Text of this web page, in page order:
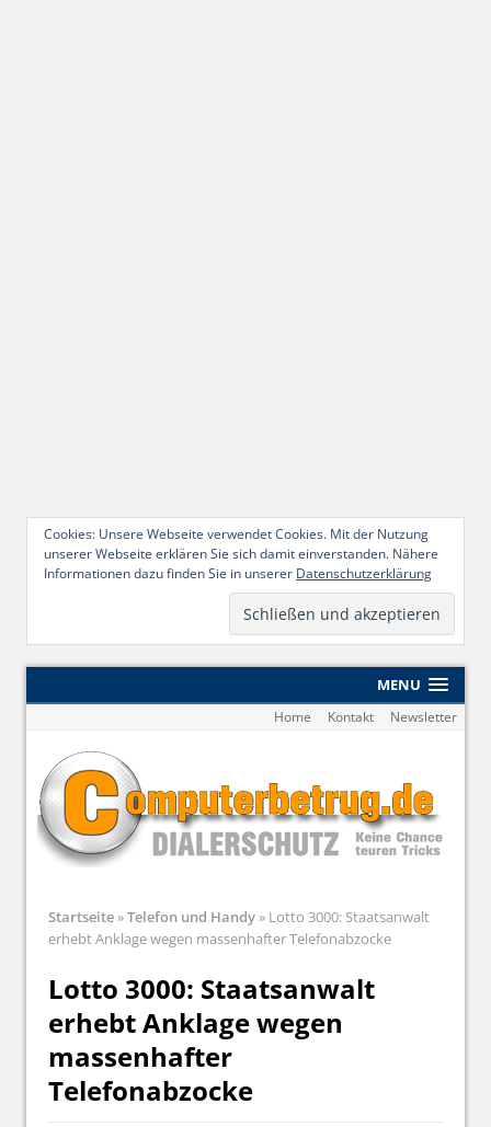
Cookies: Unsere Webseite verwendet Cookies. Mit der Nutzung
unserer Webseite erklären Sie sich damit einverstanden. Nähere
Informationen dazu finden Sie in unserer Datenschutzerklärung
MENU
Home Kontakt Newsletter
Startseite»Telefon und Handy» Lotto 3000: Staatsanwalt
erhebt Anklage wegen massenhafter Telefonabzocke
Lotto 3000: Staatsanwalt
erhebt Anklage wegen
massenhafter
Telefonabzocke